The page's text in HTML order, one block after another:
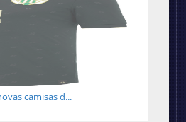
camisas d...